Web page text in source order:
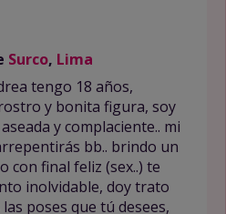
Surco, Lima
tengo 18 años,
y bonita figura, soy
y complaciente.. mi
bb.. brindo un
con final feliz (sex..) te
inolvidable, doy trato
poses que tú desees,